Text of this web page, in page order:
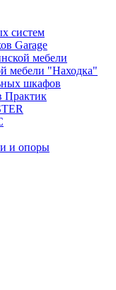
систем
Garage
мебели
мебели "Находка"
шкафов
Практик
и опоры